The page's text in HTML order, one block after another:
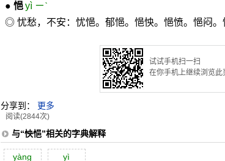
● 悒 yì ㄧˋ
◎ 忧愁，不安：忧悒。郁悒。悒怏。悒愤。悒闷。
试试手机扫一扫
在你手机上继续浏览此
分享到： 更多
阅读(2844次)
与“怏悒”相关的字典解释
yàng yì